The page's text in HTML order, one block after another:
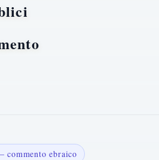
ebraico